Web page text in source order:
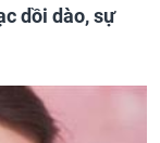
dồi dào, sự